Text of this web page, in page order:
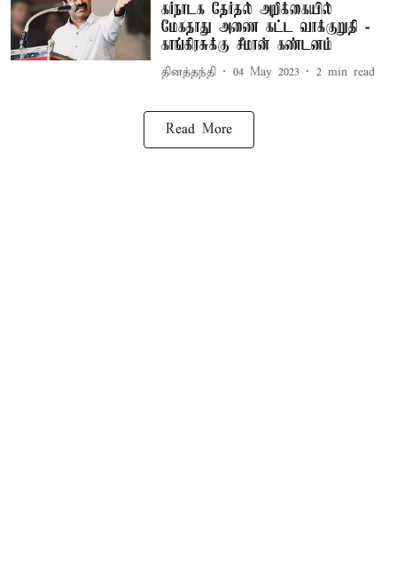
கர்நாடக தேர்தல் அறிக்கையில்
மேகதாது அணை கட்ட வாக்குறுதி -
காங்கிரசுக்கு சீமான் கண்டனம்
தினத்தந்தி 04 May 2023 2 min read
Read More